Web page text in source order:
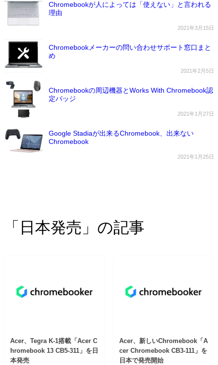
Chromebookが人によっては「使えない」と言われる
理由
2021年3月15日
Chromebookメーカーの問い合わせサポート窓口まと
め
2021年2月5日
Chromebookの周辺機器とWorks With Chromebook認
定バッジ
2021年1月27日
Google Stadiaが出来るChromebook、出来ない
Chromebook
2021年1月25日
「日本発売」の記事
Acer、Tegra K-1搭載「Acer C
hromebook 13 CB5-311」を日
本発売
Acer、新しいChromebook「A
cer Chromebook CB3-111」を
日本で発売開始